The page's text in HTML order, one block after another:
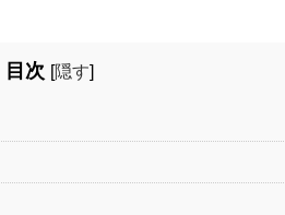
目次 [隠す]